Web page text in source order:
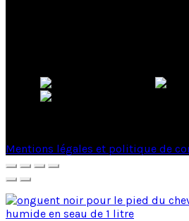
Mentions légales et politique de